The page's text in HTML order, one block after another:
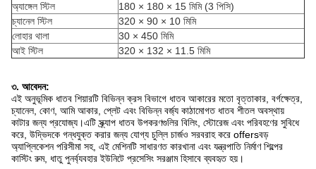
অ্যাঙ্গেল স্টিল
180 × 180 × 15 মিমি (3 পিসি)
চ্যানেল স্টিল
320 × 90 × 10 মিমি
লোহার থালা
30 × 450 মিমি
আই স্টিল
320 × 132 × 11.5 মিমি
৩. আবেদন:
এই অনুভূমিক ধাতব শিয়ারটি বিভিন্ন ক্রস বিভাগে ধাতব আকারের মতো বৃত্তাকার, বর্গক্ষেত্র,
চ্যানেল, কোণ, আমি আকার, প্লেট এবং বিভিন্ন বর্জ্য কাঠামোগত ধাতব শীতল অবস্থায়
কাটার জন্য প্রযোজ্য।এটি স্ক্র্যাপ ধাতব উপকরণগুলির বিলিং, স্টোরেজ এবং পরিবহণের সুবিধে
করে, উদ্ভিদকে গন্ধযুক্ত করার জন্য যোগ্য চুল্লি চার্জও সরবরাহ করে offersবড়
অ্যাপ্লিকেশন পরিসীমা সহ, এই মেশিনটি সাধারণত কারখানা এবং যন্ত্রপাতি নির্মাণ শিল্পের
কাস্টিং রুম, ধাতু পুনর্ব্যবহার ইউনিটে প্রসেসিং সরঞ্জাম হিসাবে ব্যবহৃত হয়।